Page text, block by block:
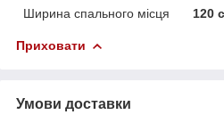
Ширина спального місця
120
Приховати
Умови доставки